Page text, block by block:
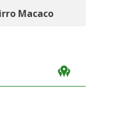
Macaco
Branco